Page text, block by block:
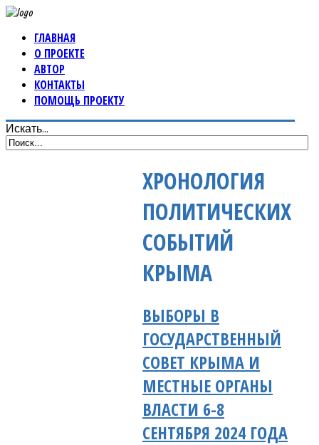
ГЛАВНАЯ
О ПРОЕКТЕ
АВТОР
КОНТАКТЫ
ПОМОЩЬ ПРОЕКТУ
Искать...
ХРОНОЛОГИЯ
ПОЛИТИЧЕСКИХ
СОБЫТИЙ
КРЫМА
ВЫБОРЫ В
ГОСУДАРСТВЕННЫЙ
СОВЕТ КРЫМА И
МЕСТНЫЕ ОРГАНЫ
ВЛАСТИ 6-8
СЕНТЯБРЯ 2024 ГОДА